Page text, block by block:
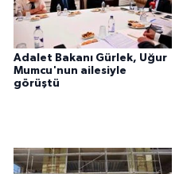
Adalet Bakanı Gürlek, Uğur
Mumcu'nun ailesiyle
görüştü